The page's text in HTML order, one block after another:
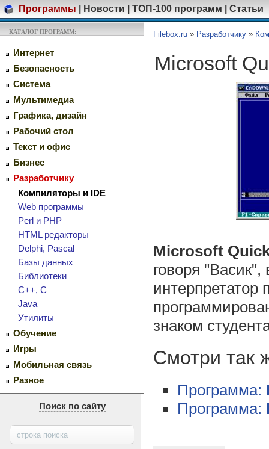
Программы Новости ТОП-100 программ Статьи
КАТАЛОГ ПРОГРАММ:
Интернет
Безопасность
Система
Мультимедиа
Графика, дизайн
Рабочий стол
Текст и офис
Бизнес
Разработчику
Компиляторы и IDE
Web программы
Perl и PHP
HTML редакторы
Delphi, Pascal
Базы данных
Библиотеки
C++, C
Java
Утилиты
Обучение
Игры
Мобильная связь
Разное
Поиск по сайту
Filebox.ru » Разработчику »
Microsoft
Microsoft
говоря
интерпретатор
знаком
Смотри так
Программа:
Программа: